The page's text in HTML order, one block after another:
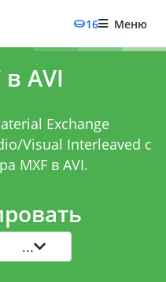
16 Меню
AVI
Exchange
Visual Interleaved с
MXF в AVI.
...